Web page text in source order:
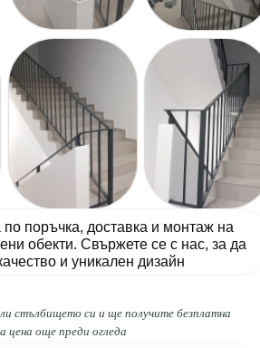
поръчка, доставка и монтаж на
обекти. Свържете се с нас, за да
и уникален дизайн
стълбището си и ще получите безплатна
цена още преди огледа